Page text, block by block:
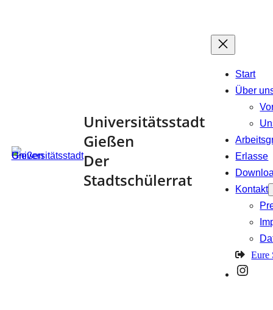
Universitätsstadt
Gießen
Der
Stadtschülerrat
Start
Über
Erlasse
Kontakt
Eure